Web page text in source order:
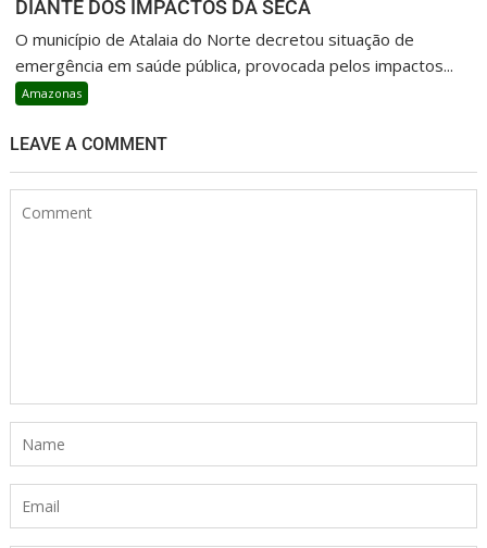
DIANTE DOS IMPACTOS DA SECA
O município de Atalaia do Norte decretou situação de
emergência em saúde pública, provocada pelos impactos...
Amazonas
LEAVE A COMMENT